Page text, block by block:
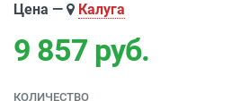
Цена — Калуга
9 857 руб.
КОЛИЧЕСТВО